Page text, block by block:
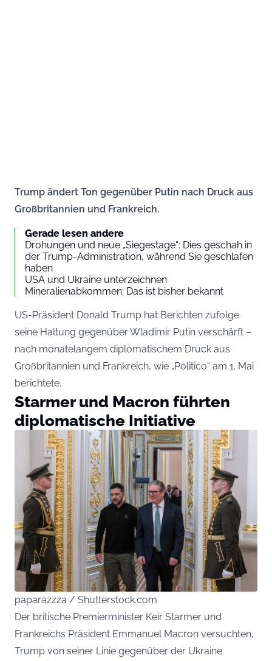
Trump ändert Ton gegenüber Putin nach Druck aus
Großbritannien und Frankreich.
Gerade lesen andere
Drohungen und neue „Siegestage“: Dies geschah in
der Trump-Administration, während Sie geschlafen
haben
USA und Ukraine unterzeichnen
Mineralienabkommen: Das ist bisher bekannt
US-Präsident Donald Trump hat Berichten zufolge
seine Haltung gegenüber Wladimir Putin verschärft –
nach monatelangem diplomatischem Druck aus
Großbritannien und Frankreich, wie „Politico“ am 1. Mai
berichtete.
Starmer und Macron führten
diplomatische Initiative
paparazzza / Shutterstock.com
Der britische Premierminister Keir Starmer und
Frankreichs Präsident Emmanuel Macron versuchten,
Trump von seiner Linie gegenüber der Ukraine